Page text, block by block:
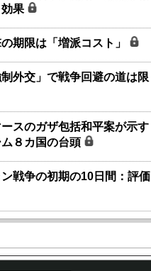
果
期限は「増派コスト」
外交」で戦争回避の道は限
スのガザ包括和平案が示す
８カ国の台頭
戦争の初期の10日間：評価